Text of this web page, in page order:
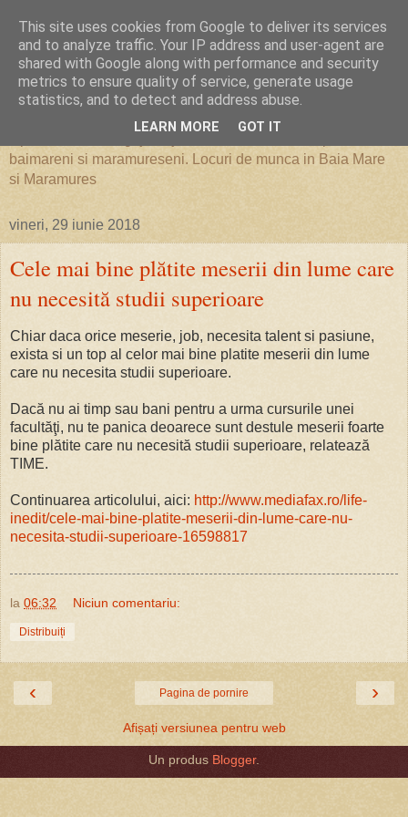
Locuri de Munca in Baia Mare
si Maramures
baimareni si maramureseni. Locuri de munca in Baia Mare
si Maramures
vineri, 29 iunie 2018
Cele mai bine plătite meserii din lume care
nu necesită studii superioare
Chiar daca orice meserie, job, necesita talent si pasiune,
exista si un top al celor mai bine platite meserii din lume
care nu necesita studii superioare.
Dacă nu ai timp sau bani pentru a urma cursurile unei
facultăţi, nu te panica deoarece sunt destule meserii foarte
bine plătite care nu necesită studii superioare, relatează
TIME.
Continuarea articolului, aici: http://www.mediafax.ro/life-
inedit/cele-mai-bine-platite-meserii-din-lume-care-nu-
necesita-studii-superioare-16598817
la 06:32 Niciun comentariu:
Distribuiți
‹ ›
Pagina de pornire
Afișați versiunea pentru web
Un produs Blogger.
This site uses cookies from Google to deliver its services
and to analyze traffic. Your IP address and user-agent are
shared with Google along with performance and security
metrics to ensure quality of service, generate usage
statistics, and to detect and address abuse.
LEARN MORE GOT IT